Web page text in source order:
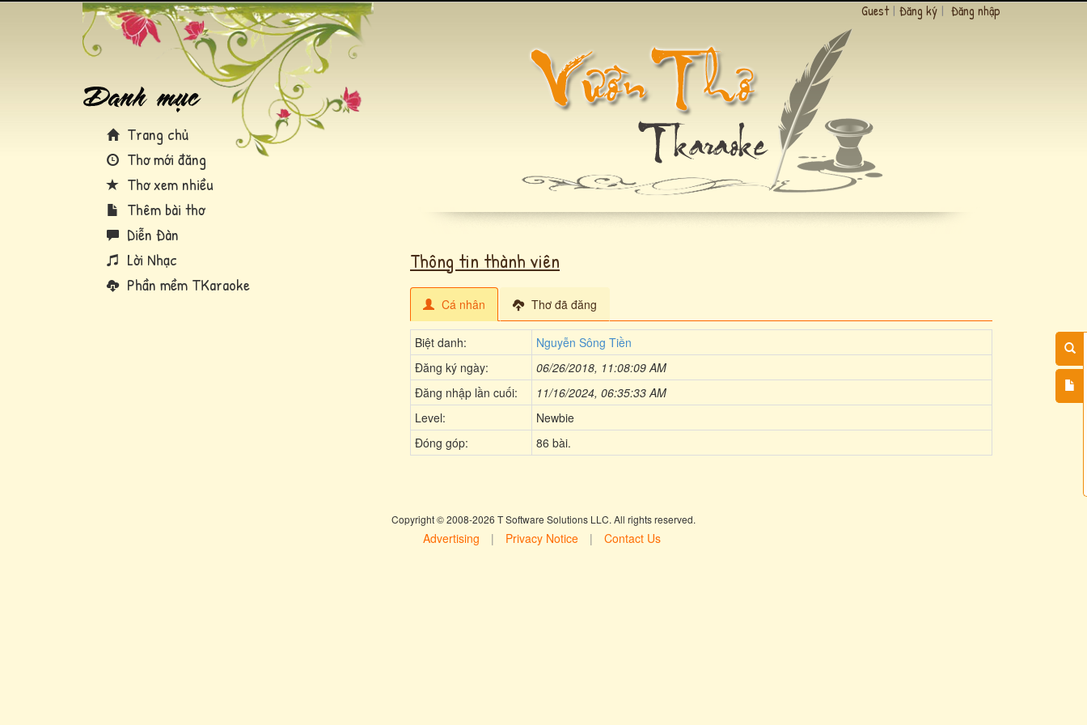
Trang chủ
Thơ mới đăng
Thơ xem nhiều
Thêm bài thơ
Diễn Đàn
Lời Nhạc
Phần mềm TKaraoke
Guest | Đăng ký | Đăng nhập
Thông tin thành viên
Cá nhân Thơ đã đăng
Biệt danh:
Nguyễn Sông Tiền
Đăng ký ngày:
06/26/2018, 11:08:09 AM
Đăng nhập lần cuối:
11/16/2024, 06:35:33 AM
Level:
Newbie
Đóng góp:
86 bài.
Copyright © 2008-2026 T Software Solutions LLC. All rights reserved.
Advertising | Privacy Notice | Contact Us